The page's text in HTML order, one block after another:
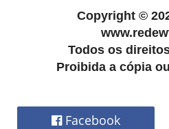
Copyright ©
Todos os
Proibida a cópia
Facebook